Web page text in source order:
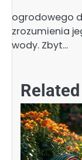
ogrodowego
zrozumienia
wody. Zbyt…